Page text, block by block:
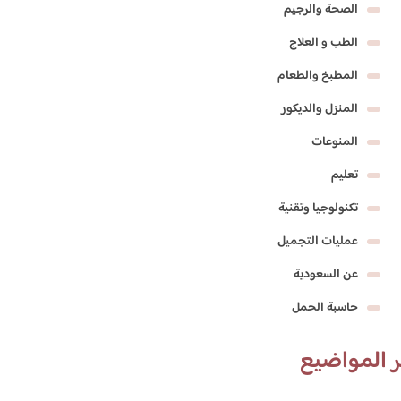
الصحة والرجيم
الطب و العلاج
المطبخ والطعام
المنزل والديكور
المنوعات
تعليم
تكنولوجيا وتقنية
عمليات التجميل
عن السعودية
حاسبة الحمل
المواضيع